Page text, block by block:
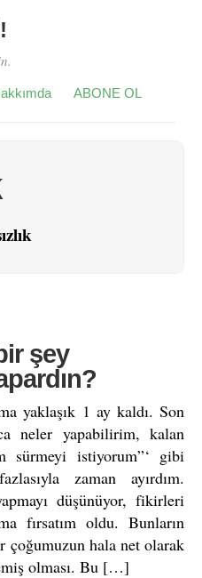
ABONE OL
şey
yaklaşık 1 ay kaldı. Son
neler yapabilirim, kalan
sürmeyi istiyorum”‘ gibi
zaman ayırdım.
düşünüyor, fikirleri
fırsatım oldu. Bunların
çoğumuzun hala net olarak
olması. Bu […]